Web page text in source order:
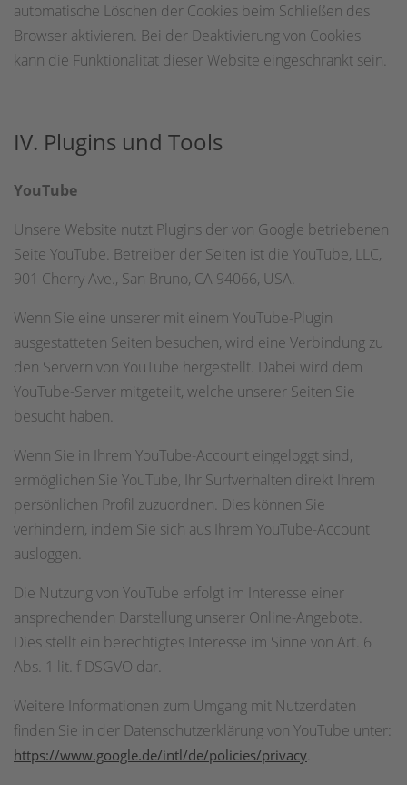
automatische Löschen der Cookies beim Schließen des
Browser aktivieren. Bei der Deaktivierung von Cookies
kann die Funktionalität dieser Website eingeschränkt sein.
IV. Plugins und Tools
YouTube
Unsere Website nutzt Plugins der von Google betriebenen
Seite YouTube. Betreiber der Seiten ist die YouTube, LLC,
901 Cherry Ave., San Bruno, CA 94066, USA.
Wenn Sie eine unserer mit einem YouTube-Plugin
ausgestatteten Seiten besuchen, wird eine Verbindung zu
den Servern von YouTube hergestellt. Dabei wird dem
YouTube-Server mitgeteilt, welche unserer Seiten Sie
besucht haben.
Wenn Sie in Ihrem YouTube-Account eingeloggt sind,
ermöglichen Sie YouTube, Ihr Surfverhalten direkt Ihrem
persönlichen Profil zuzuordnen. Dies können Sie
verhindern, indem Sie sich aus Ihrem YouTube-Account
ausloggen.
Die Nutzung von YouTube erfolgt im Interesse einer
ansprechenden Darstellung unserer Online-Angebote.
Dies stellt ein berechtigtes Interesse im Sinne von Art. 6
Abs. 1 lit. f DSGVO dar.
Weitere Informationen zum Umgang mit Nutzerdaten
finden Sie in der Datenschutzerklärung von YouTube unter:
https://www.google.de/intl/de/policies/privacy.